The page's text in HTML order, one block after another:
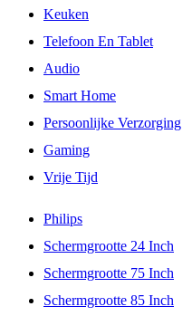
Keuken
Telefoon En Tablet
Audio
Smart Home
Persoonlijke Verzorging
Gaming
Vrije Tijd
Philips
Schermgrootte 24 Inch
Schermgrootte 75 Inch
Schermgrootte 85 Inch